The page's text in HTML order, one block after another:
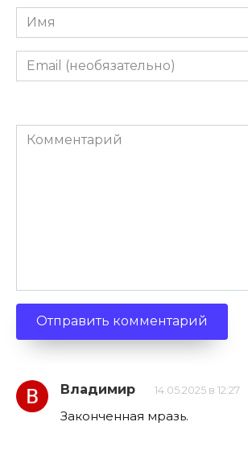
Имя
Email
(необязательно)
Комментарий
Владимир 14.05.2025 в 12:27
Законченная мразь.